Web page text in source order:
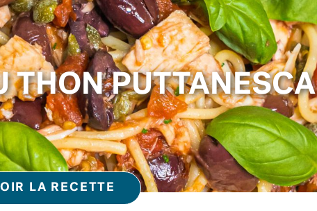
THON PUTTANESCA
LA RECETTE